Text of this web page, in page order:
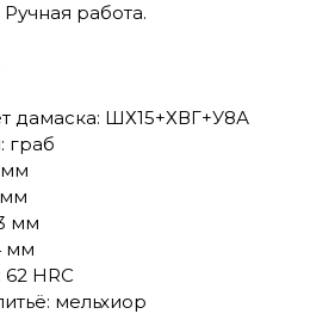
работа.
дамаска: ШХ15+ХВГ+У8А
граб
мм
мм
HRC
мельхиор